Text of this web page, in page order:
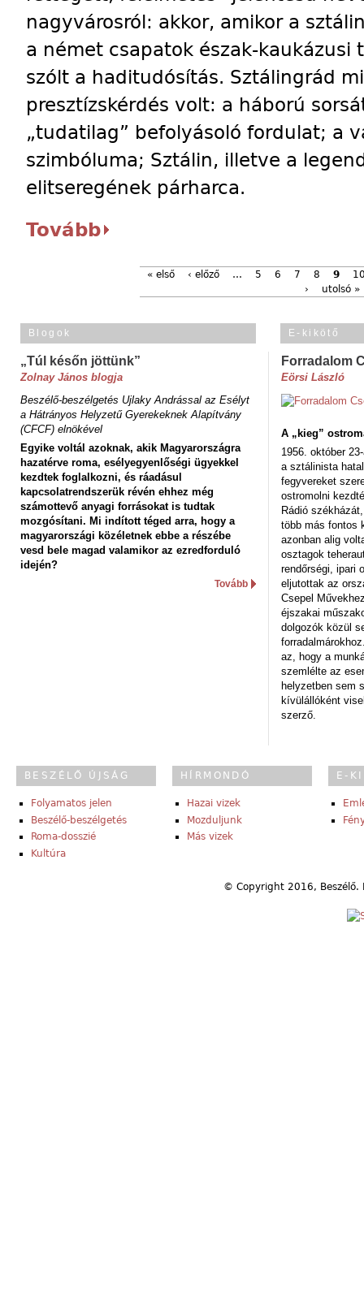
nagyvárosról: akkor, amikor a
a német csapatok észak-kaukázusi
szólt a haditudósítás. Sztálingrád
presztízskérdés volt: a háború
„tudatilag” befolyásoló fordulat; a
szimbóluma; Sztálin, illetve a
elitseregének párharca.
Tovább
« első ‹ előző … 5 6 7 8 9
›
utolsó »
Blogok
„Túl későn jöttünk”
Zolnay János blogja
Beszélő-beszélgetés Ujlaky Andrással az Esélyt
a Hátrányos Helyzetű Gyerekeknek Alapítvány
(CFCF) elnökével
Egyike voltál azoknak, akik Magyarországra
hazatérve roma, esélyegyenlőségi ügyekkel
kezdtek foglalkozni, és ráadásul
kapcsolatrendszerük révén ehhez még
számottevő anyagi forrásokat is tudtak
mozgósítani. Mi indított téged arra, hogy a
magyarországi közéletnek ebbe a részébe
vesd bele magad valamikor az ezredforduló
idején?
Tovább
E-kikötő
Forradalom
Eörsi László
A „kieg”
1956. október
a sztálinista
fegyvereket
ostromolni
Rádió
több más fontos
azonban alig
osztagok
rendőrségi, ipari
eljutottak az
Csepel
éjszakai
dolgozók közül
az, hogy a
szemlélte az
helyzetben sem
kívülállóként
szerző.
BESZÉLŐ ÚJSÁG
Folyamatos jelen
Beszélő-beszélgetés
Roma-dosszié
Kultúra
HÍRMONDÓ
Hazai vizek
Mozduljunk
Más vizek
E-
© Copyright 2016,